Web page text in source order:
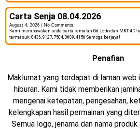
Carta Senja 08.04.2026
August 4, 2026
No Comments
Kami membawakan anda carta ramalan Gd Lotto dan MKT 4D
termasuk: 8436, 9127, 7504, 3689, 4156 Semoga berjaya!
Penafian
Maklumat yang terdapat di laman web
hiburan. Kami tidak memberikan
mengenai ketepatan, pengesahan,
kelengkapan hasil permainan yang
Semua logo, jenama dan nama